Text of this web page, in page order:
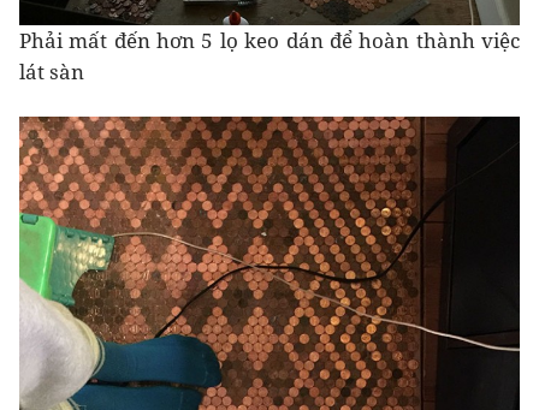
Phải mất đến hơn 5 lọ keo dán để hoàn thành việc
lát sàn